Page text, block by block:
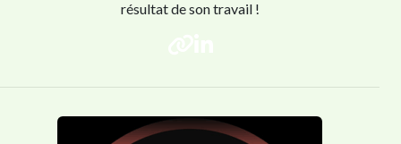
résultat de son travail !